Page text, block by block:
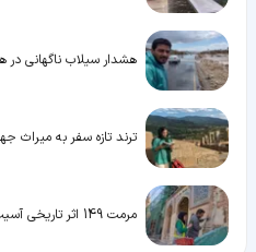
هشدار سیلاب ناگهانی در
ترند تازه سفر به میراث
مرمت 149 اثر تاریخی آسیب‌دیده آغاز شد